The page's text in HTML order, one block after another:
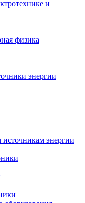
и
физика
энергии
энергии